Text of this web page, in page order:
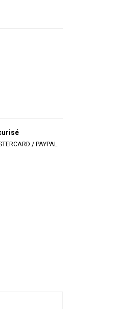
/ PAYPAL